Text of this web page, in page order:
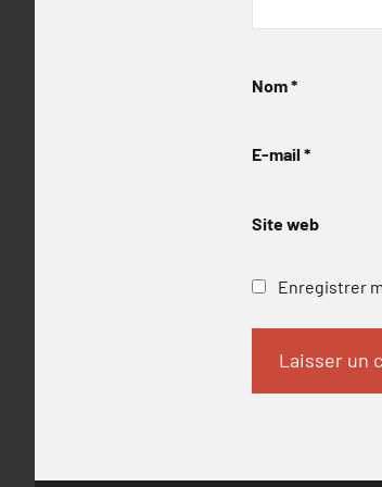
Nom*
E-mail *
Site web
Enregistrer